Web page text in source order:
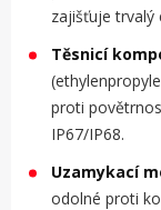
zajišťuje trvalý
Těsnicí
proti
IP67/IP68.
Uzamykací
odolné proti